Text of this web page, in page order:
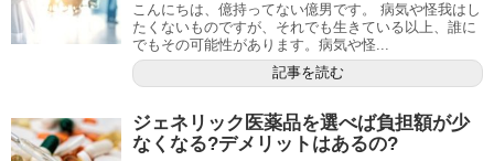
こんにちは、億持ってない億男です。 病気や怪我はし
たくないものですが、それでも生きている以上、誰に
でもその可能性があります。病気や怪...
記事を読む
ジェネリック医薬品を選べば負担額が少
なくなる?デメリットはあるの?